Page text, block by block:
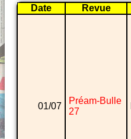
Date Revue
01/07
Préam-Bulle
27